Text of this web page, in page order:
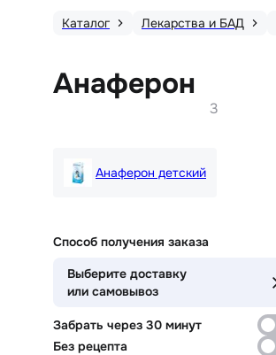
Каталог Лекарства и БАД
Анаферон
3
Анаферон детский
Способ получения заказа
Выберите доставку
или самовывоз
Забрать через 30 минут
Без рецепта